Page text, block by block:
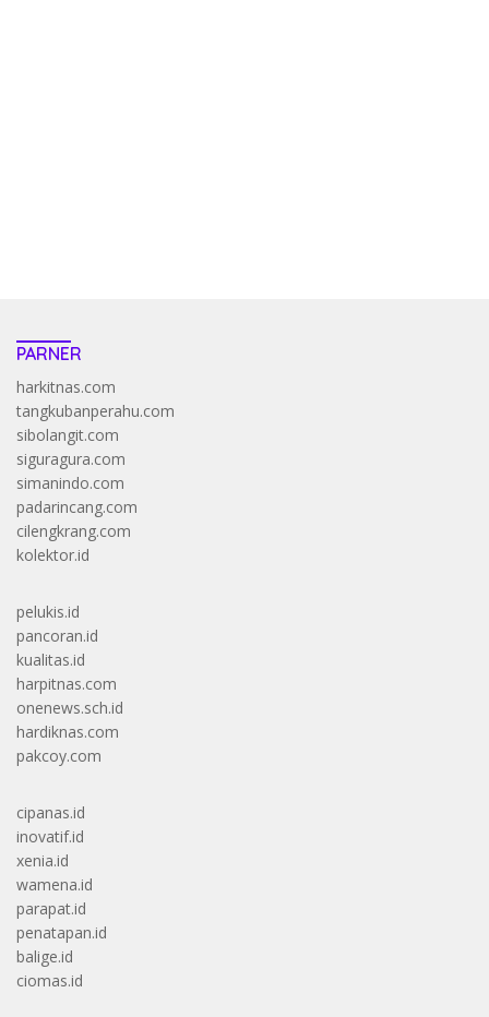
PARNER
harkitnas.com
tangkubanperahu.com
sibolangit.com
siguragura.com
simanindo.com
padarincang.com
cilengkrang.com
kolektor.id
pelukis.id
pancoran.id
kualitas.id
harpitnas.com
onenews.sch.id
hardiknas.com
pakcoy.com
cipanas.id
inovatif.id
xenia.id
wamena.id
parapat.id
penatapan.id
balige.id
ciomas.id